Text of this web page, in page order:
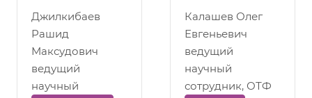
Джилкибаев
Рашид
Максудович
ведущий
научный
Калашев Олег
Евгеньевич
ведущий
научный
сотрудник, ОТФ